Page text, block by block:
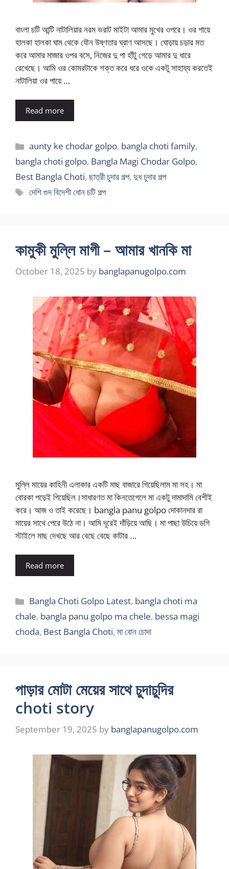
বাংলা চটি আন্টি নাটালিয়ার নরম ভরাট মাইটা আমার মুখের ওপরে। ওর গায়ে
হালকা হালকা ঘাম থেকে যৌন উষ্ণতার ঘ্রাণ আসছে। ঘোড়ায় চড়ার মত
করে আমার মাজার ওপর বসে, নিজের দু পা হাঁটু গেড়ে আমার দু ধারে
রেখেছে। আমি ওর কোমরটাকে শক্ত করে ধরে ওকে একটু সাহায্য করতেই
নাটালিয়া ওর পায়ে …
Read more
Categories
aunty ke chodar golpo, bangla choti family,
bangla choti golpo, Bangla Magi Chodar Golpo,
Best Bangla Choti, ছাত্রী চুদার গল্প, দুধ চুদার গল্প
Tags
দেশি গুদ বিদেশী ধোন চটি গল্প
কামুকী মুল্লি মাগী – আমার খানকি মা
October 18, 2025 by banglapanugolpo.com
মুল্লি মায়ের কাহিনী এলাকার একটি মাছ বাজারে গিয়েছিলাম মা সহ। মা
বোরকা পড়েই গিয়েছিল।সাধারণত মা কিনতেগেলে মা একটু দামাদামি বেশীই
করে। আজ ও তাই করেছে। bangla panu golpo দোকানদার রা
মায়ের সাথে পেরে উঠে না। আমি দূরেই দাঁড়িয়ে আছি। মা পাছা উচিয়ে ডগি
স্টাইলে মাছ দেখছে আর বেছে বেছে কাটার …
Read more
Categories
Bangla Choti Golpo Latest, bangla choti ma
chale, bangla panu golpo ma chele, bessa magi
choda, Best Bangla Choti, মা বোন চোদা
পাড়ার মোটা মেয়ের সাথে চুদাচুদির
choti story
September 19, 2025 by banglapanugolpo.com